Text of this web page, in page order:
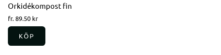
Orkidékompost fin
fr. 89.50 kr
KÖP